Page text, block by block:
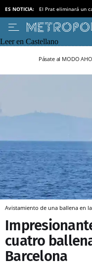
ES NOTICIA: El Prat eliminará un
Leer en Castellano
Pásate al MODO
Avistamiento de una ballena en
cuatro
Barcelona